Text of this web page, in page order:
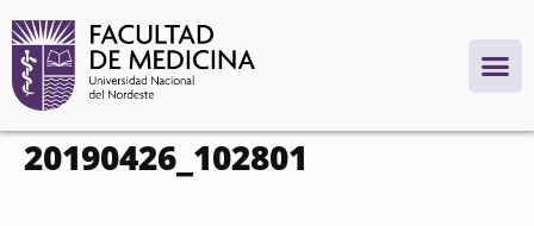
contenido
20190426_102801